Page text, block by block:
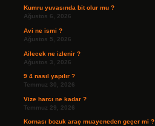
Kumru yuvasında bit olur mu ?
Ağustos 6, 2026
Avi ne ismi ?
Ağustos 5, 2026
Ailecek ne izlenir ?
Ağustos 3, 2026
9 4 nasıl yapılır ?
Temmuz 30, 2026
Vize harcı ne kadar ?
Temmuz 29, 2026
Kornası bozuk araç muayeneden geçer mi ?